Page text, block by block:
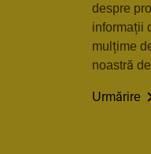
despre
informații
mulțime
noastră
Urmărire